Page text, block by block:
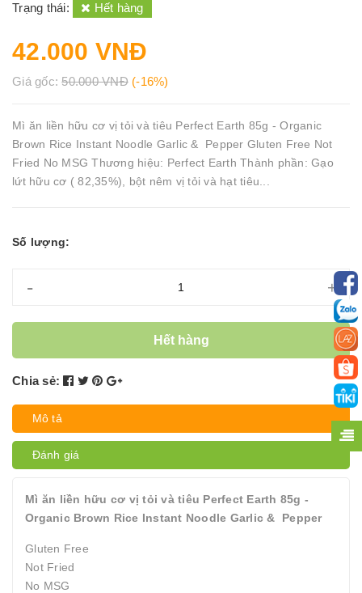
Trạng thái: Hết hàng
42.000 VNĐ
Giá gốc:50.000 VNĐ (-16%)
Mì ăn liền hữu cơ vị tỏi và tiêu Perfect Earth 85g - Organic
Brown Rice Instant Noodle Garlic & Pepper Gluten Free Not
Fried No MSG Thương hiệu: Perfect Earth Thành phần: Gạo
lứt hữu cơ ( 82,35%), bột nêm vị tỏi và hạt tiêu...
Số lượng:
- +
Hết hàng
Chia sẻ:
Mô tả
Đánh giá
Mì ăn liền hữu cơ vị tỏi và tiêu Perfect Earth 85g -
Organic Brown Rice Instant Noodle Garlic & Pepper
Gluten Free
Not Fried
No MSG